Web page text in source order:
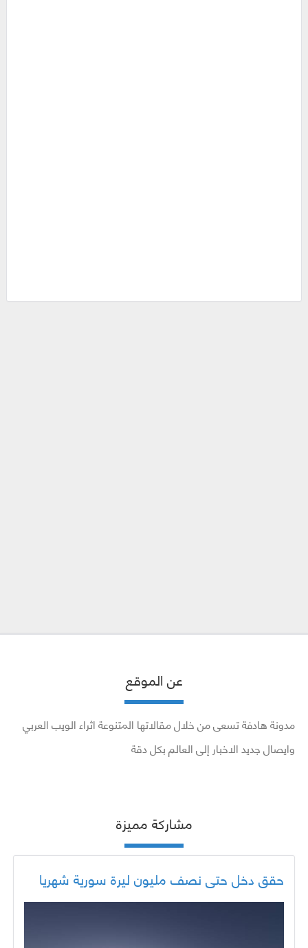
عن الموقع
مدونة هادفة تسعى من خلال مقالاتها المتنوعة اثراء الويب العربي
وايصال جديد الاخبار إلى العالم بكل دقة
مشاركة مميزة
حقق دخل حتى نصف مليون ليرة سورية شهريا